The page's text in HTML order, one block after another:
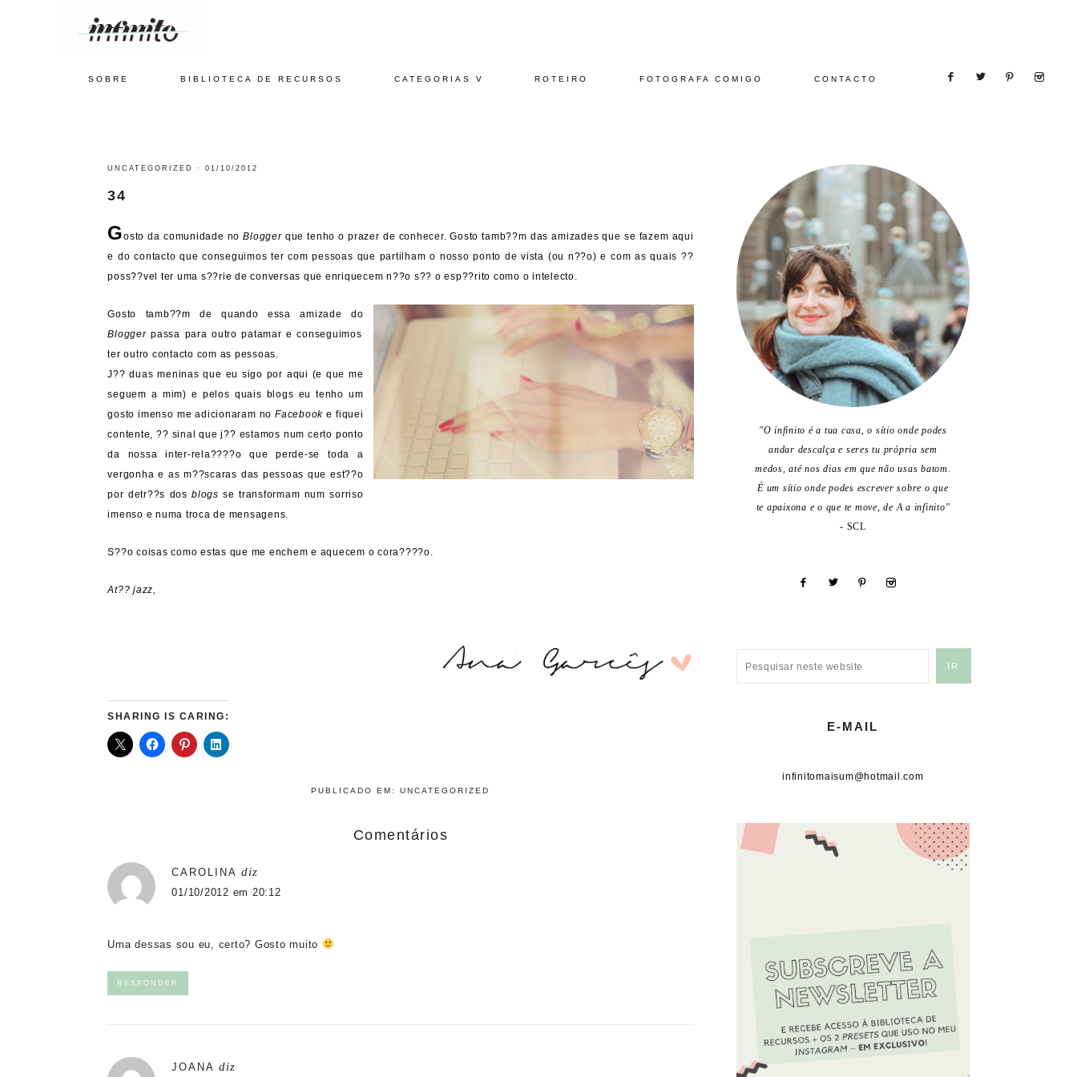
SOBRE BIBLIOTECA DE RECURSOS CATEGORIAS V ROTEIRO FOTOGRAFA COMIGO CONTACTO
UNCATEGORIZED ·01/10/2012
34
Gosto da comunidade noBloggerque tenho o prazer de conhecer. Gosto tamb??m das amizades que se fazem aqui
e do contacto que conseguimos ter com pessoas que partilham o nosso ponto de vista (ou n??o) e com as quais ??
poss??vel ter uma s??rie de conversas que enriquecem n??o s?? o esp??rito como o intelecto.
Gosto tamb??m de quando essa amizade do
Bloggerpassa para outro patamar e conseguimos
ter outro contacto com as pessoas.
J?? duas meninas que eu sigo por aqui (e que me
seguem a mim) e pelos quais blogs eu tenho um
gosto imenso me adicionaram noFacebook e fiquei
contente, ?? sinal que j?? estamos num certo ponto
da nossa inter-rela????o que perde-se toda a
vergonha e as m??scaras das pessoas que est??o
por detr??s dosblogs se transformam num sorriso
imenso e numa troca de mensagens.
S??o coisas como estas que me enchem e aquecem o cora????o.
At?? jazz,
SHARING IS CARING:
PUBLICADO EM:UNCATEGORIZED
Comentários
CAROLINA diz
01/10/2012 em 20:12
Uma dessas sou eu, certo? Gosto muito
RESPONDER
JOANA diz
"O infinito é a tua casa, o sítio onde podes
andar descalça e seres tu própria sem
medos, até nos dias em que não usas batom.
É um sítio onde podes escrever sobre o que
te apaixona e o que te move, de A a infinito"
- SCL
E-MAIL
infinitomaisum@hotmail.com